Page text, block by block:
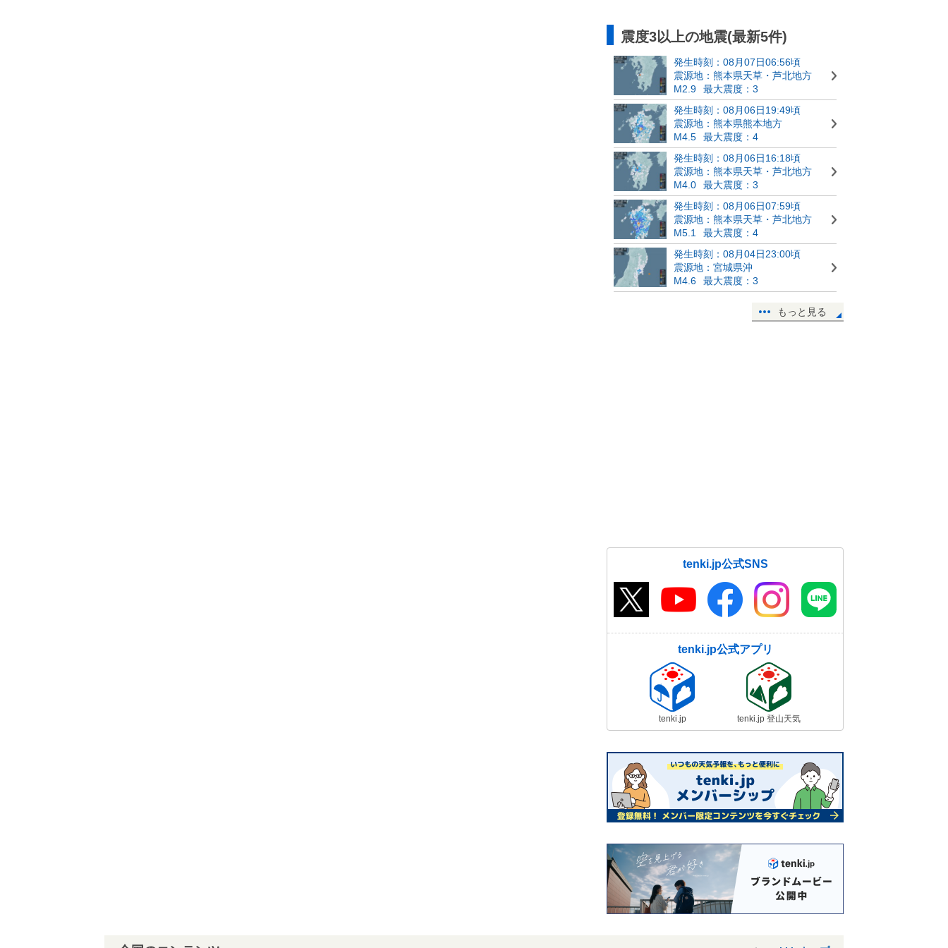
震度3以上の地震(最新5件)
発生時刻：08月07日06:56頃
震源地：熊本県天草・芦北地方
M2.9
最大震度：3
発生時刻：08月06日19:49頃
震源地：熊本県熊本地方
M4.5
最大震度：4
発生時刻：08月06日16:18頃
震源地：熊本県天草・芦北地方
M4.0
最大震度：3
発生時刻：08月06日07:59頃
震源地：熊本県天草・芦北地方
M5.1
最大震度：4
発生時刻：08月04日23:00頃
震源地：宮城県沖
M4.6
最大震度：3
もっと見る
tenki.jp公式SNS
tenki.jp公式アプリ
tenki.jp tenki.jp 登山天気